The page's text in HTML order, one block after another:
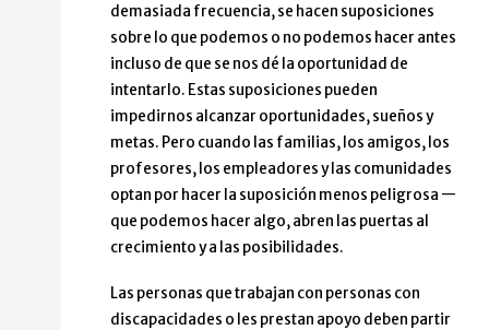
demasiada frecuencia, se hacen suposiciones
sobre lo que podemos o no podemos hacer antes
incluso de que se nos dé la oportunidad de
intentarlo. Estas suposiciones pueden
impedirnos alcanzar oportunidades, sueños y
metas. Pero cuando las familias, los amigos, los
profesores, los empleadores y las comunidades
optan por hacer la suposición menos peligrosa —
que podemos hacer algo, abren las puertas al
crecimiento y a las posibilidades.
Las personas que trabajan con personas con
discapacidades o les prestan apoyo deben partir